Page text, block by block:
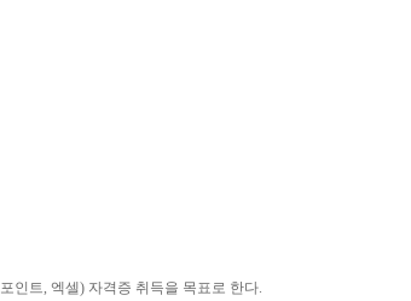
인트, 엑셀) 자격증 취득을 목표로 한다.